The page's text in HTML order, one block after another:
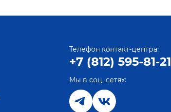
Телефон контакт-центра:
+7 (812) 595-81-21
Мы в соц. сетях: